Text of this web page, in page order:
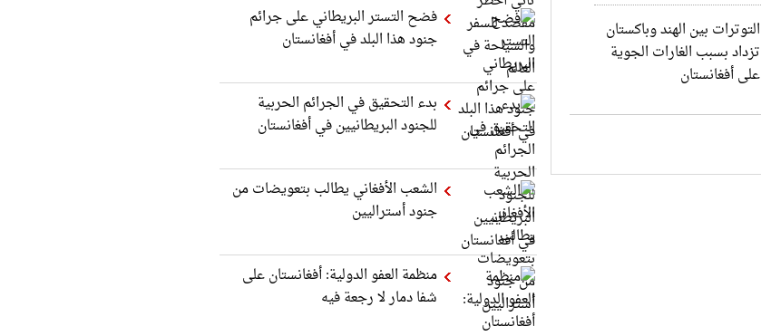
التوترات بين الهند وباكستان
تزداد بسبب الغارات الجوية
على أفغانستان
فضح التستر البريطاني على جرائم
جنود هذا البلد في أفغانستان
بدء التحقيق في الجرائم الحربیة
للجنود البريطانيین في أفغانستان
الشعب الأفغاني يطالب بتعويضات من
جنود أستراليين
منظمة العفو الدولية: أفغانستان على
شفا دمار لا رجعة فيه